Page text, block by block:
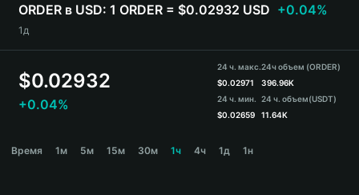
Bahasa Indonesia
ภาษาไทย
हिन्दी
Español
Português (Brasil)
ORDER в USD: 1 ORDER = $0.02932 USD +0.04%
1д
$0.02932
+0.04%
24 ч. макс.
$0.02971
24 ч. мин.
$0.02659
24ч объем (ORDER)
396.96K
24 ч. объем(USDT)
11.64K
Время 1м 5м 15м 30м 1ч 4ч 1д 1н